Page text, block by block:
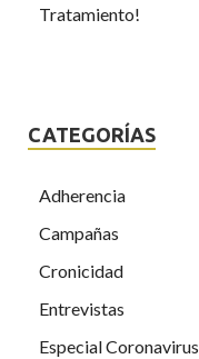
Tratamiento!
CATEGORÍAS
Adherencia
Campañas
Cronicidad
Entrevistas
Especial Coronavirus